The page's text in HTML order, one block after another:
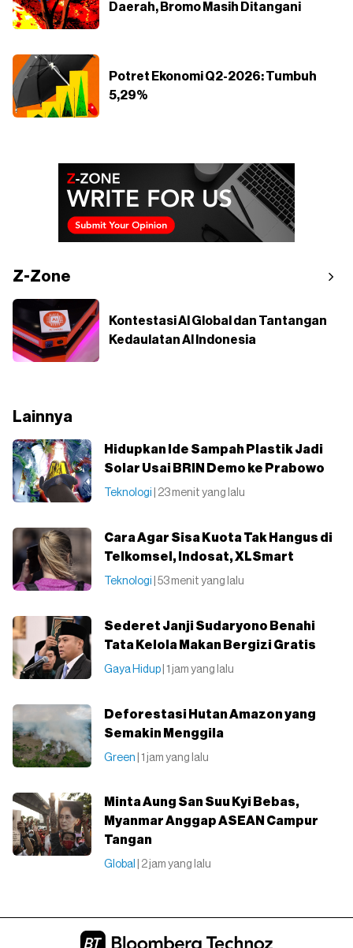
Daerah, Bromo Masih Ditangani
Potret Ekonomi Q2-2026: Tumbuh
5,29%
Z-Zone
Kontestasi AI Global dan Tantangan
Kedaulatan AI Indonesia
Lainnya
Hidupkan Ide Sampah Plastik Jadi
Solar Usai BRIN Demo ke Prabowo
Teknologi | 23 menit yang lalu
Cara Agar Sisa Kuota Tak Hangus di
Telkomsel, Indosat, XLSmart
Teknologi | 53 menit yang lalu
Sederet Janji Sudaryono Benahi
Tata Kelola Makan Bergizi Gratis
Gaya Hidup | 1 jam yang lalu
Deforestasi Hutan Amazon yang
Semakin Menggila
Green | 1 jam yang lalu
Minta Aung San Suu Kyi Bebas,
Myanmar Anggap ASEAN Campur
Tangan
Global | 2 jam yang lalu